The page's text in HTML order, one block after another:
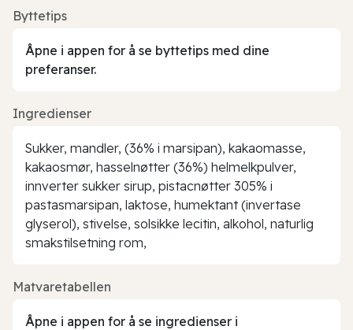
Byttetips
Åpne i appen for å se byttetips med dine
preferanser.
Ingredienser
Sukker, mandler, (36% i marsipan), kakaomasse,
kakaosmør, hasselnøtter (36%) helmelkpulver,
innverter sukker sirup, pistacnøtter 305% i
pastasmarsipan, laktose, humektant (invertase
glyserol), stivelse, solsikke lecitin, alkohol, naturlig
smakstilsetning rom,
Matvaretabellen
Åpne i appen for å se ingredienser i